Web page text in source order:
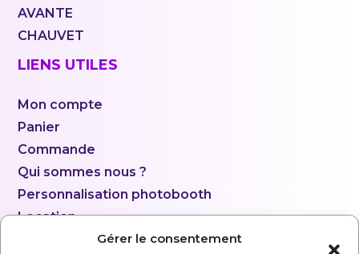
Gérer le consentement
AVANTE
CHAUVET
LIENS UTILES
Mon compte
Panier
Commande
Qui sommes nous ?
Personnalisation photobooth
Location